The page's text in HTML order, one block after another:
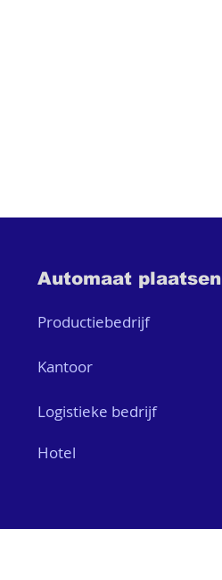
Automaat plaatsen
Productiebedrijf
Kantoor
Logistieke bedrijf
Hotel